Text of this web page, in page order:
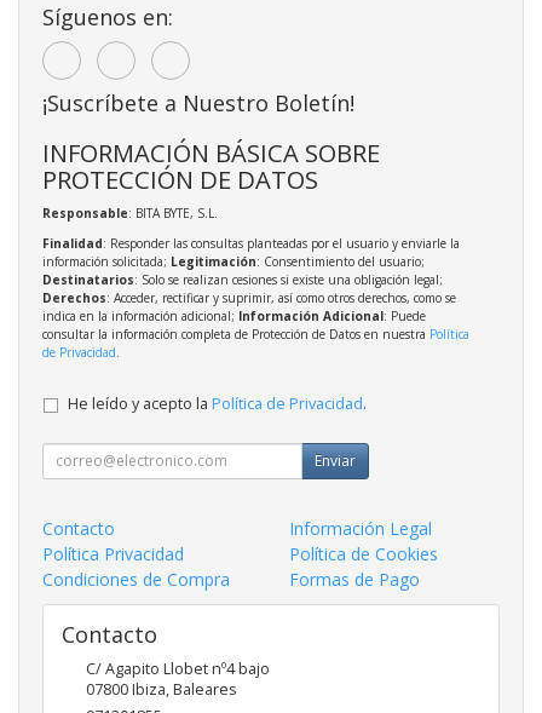
Síguenos en:
¡Suscríbete a Nuestro Boletín!
INFORMACIÓN BÁSICA SOBRE
PROTECCIÓN DE DATOS
Responsable: BITA BYTE, S.L.
Finalidad: Responder las consultas planteadas por el usuario y enviarle la
información solicitada; Legitimación: Consentimiento del usuario;
Destinatarios: Solo se realizan cesiones si existe una obligación legal;
Derechos: Acceder, rectificar y suprimir, así como otros derechos, como se
indica en la información adicional; Información Adicional: Puede
consultar la información completa de Protección de Datos en nuestra Política
de Privacidad
He leído y acepto la Política de Privacidad.
Enviar
Contacto
Información Legal
Política Privacidad
Política de Cookies
Condiciones de Compra
Formas de Pago
Contacto
C/ Agapito Llobet nº4 bajo
07800Ibiza,Baleares